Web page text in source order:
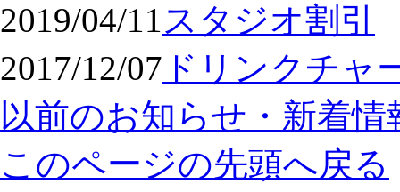
2019/04/11 スタジオ割引
2017/12/07 ドリンクチャ
以前のお知らせ・新着情
このページの先頭へ戻る